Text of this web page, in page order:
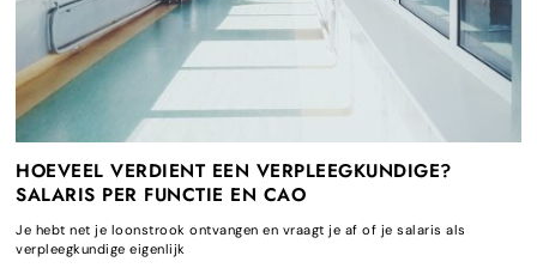
HOEVEEL VERDIENT EEN VERPLEEGKUNDIGE?
SALARIS PER FUNCTIE EN CAO
Je hebt net je loonstrook ontvangen en vraagt je af of je salaris als
verpleegkundige eigenlijk